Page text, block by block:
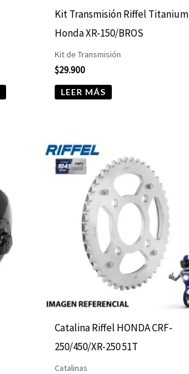
de
producto
Kit Transmisión Riffel Titanium
Honda XR-150/BROS
Kit de Transmisión
$29.900
LEER MÁS
Catalina Riffel HONDA CRF-
250/450/XR-250 51T
Catalinas